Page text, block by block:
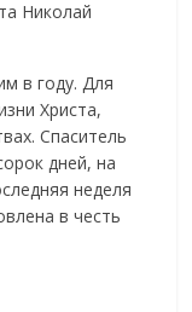
Николай
в году. Для
Христа,
Спаситель
дней, на
неделя
в честь